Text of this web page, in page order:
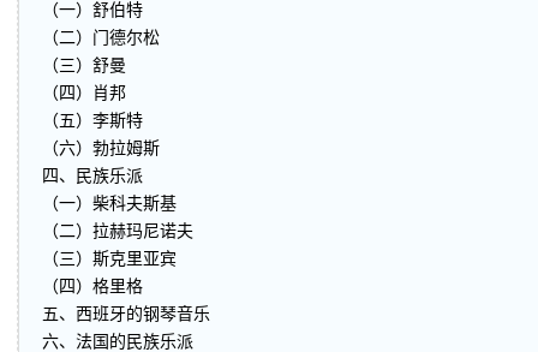
（一）舒伯特
（二）门德尔松
（三）舒曼
（四）肖邦
（五）李斯特
（六）勃拉姆斯
四、民族乐派
（一）柴科夫斯基
（二）拉赫玛尼诺夫
（三）斯克里亚宾
（四）格里格
五、西班牙的钢琴音乐
六、法国的民族乐派